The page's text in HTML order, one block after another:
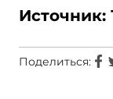
Источник:
Поделиться: